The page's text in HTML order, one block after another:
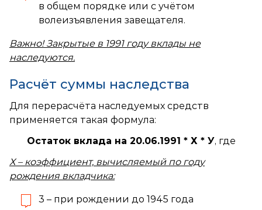
в общем порядке или с учётом
волеизъявления завещателя.
Важно! Закрытые в 1991 году вклады не
наследуются.
Расчёт суммы наследства
Для перерасчёта наследуемых средств
применяется такая формула:
Остаток вклада на 20.06.1991 * Х * У, где
Х – коэффициент, вычисляемый по году
рождения вкладчика:
3 – при рождении до 1945 года